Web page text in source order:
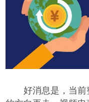
好消息是， 当前